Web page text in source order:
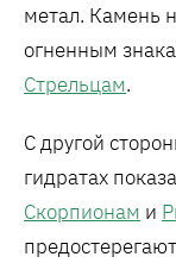
метал. Камень
огненным
Стрельцам.
С другой
гидратах
Скорпионам и